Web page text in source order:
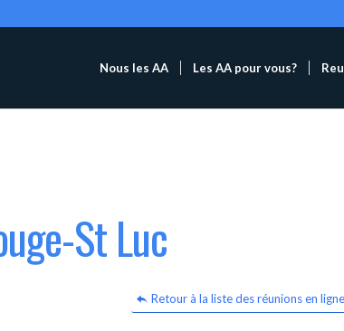
Nous les AA Les AA pour vous?
St Luc
Retour à la liste des réunions en ligne